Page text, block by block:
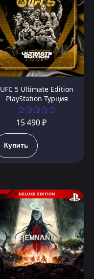
UFC 5 Ultimate Edition
PlayStation Турция
15 490 ₽
Купить